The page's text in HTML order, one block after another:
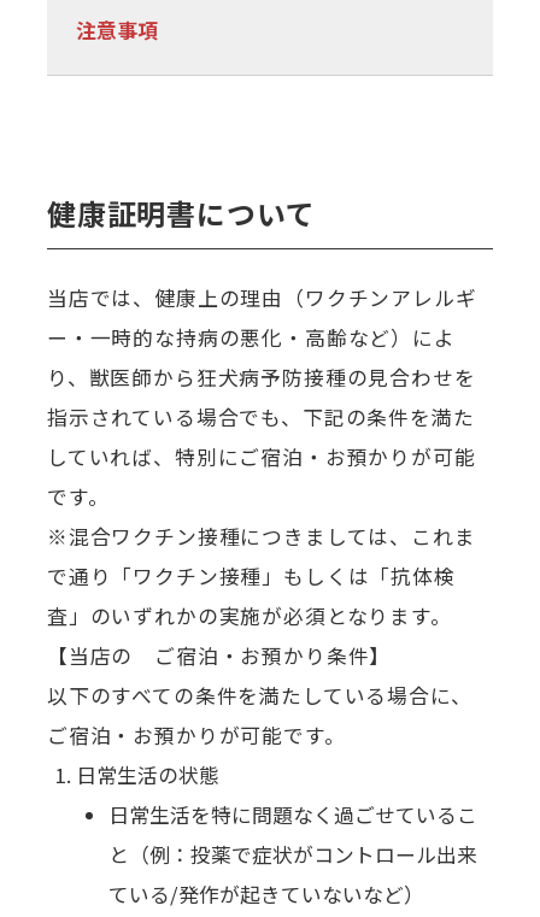
注意事項
健康証明書について
当店では、健康上の理由（ワクチンアレルギ
ー・一時的な持病の悪化・高齢など）によ
り、獣医師から狂犬病予防接種の見合わせを
指示されている場合でも、下記の条件を満た
していれば、特別にご宿泊・お預かりが可能
です。
※混合ワクチン接種につきましては、これま
で通り「ワクチン接種」もしくは「抗体検
査」のいずれかの実施が必須となります。
【当店の ご宿泊・お預かり条件】
以下のすべての条件を満たしている場合に、
ご宿泊・お預かりが可能です。
日常生活の状態
日常生活を特に問題なく過ごせているこ
と（例：投薬で症状がコントロール出来
ている/発作が起きていないなど）